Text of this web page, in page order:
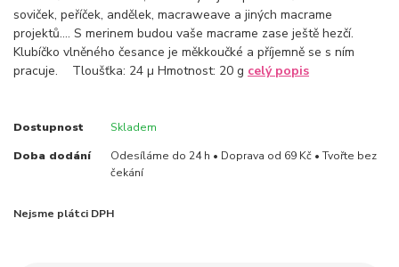
soviček, peříček, andělek, macraweave a jiných macrame
projektů.... S merinem budou vaše macrame zase ještě hezčí.
Klubíčko vlněného česance je měkkoučké a příjemně se s ním
pracuje. Tloušťka: 24 µ Hmotnost: 20 g celý popis
Dostupnost Skladem
Doba dodání
Odesíláme do 24 h • Doprava od 69 Kč • Tvořte bez
čekání
Nejsme plátci DPH